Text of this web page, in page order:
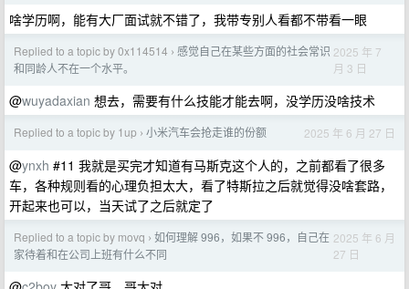
啥学历啊，能有大厂面试就不错了，我带专别人看都不带看一眼
Replied to a topic by 0x114514 › 感觉自己在某些方面的社会常识
和同龄人不在一个水平。
2025 年 7
月 3 日
@wuyadaxian 想去，需要有什么技能才能去啊，没学历没啥技术
Replied to a topic by 1up › 小米汽车会抢走谁的份额 2025 年 6 月 27 日
@ynxh #11 我就是买完才知道有马斯克这个人的，之前都看了很多
车，各种规则看的心理负担太大，看了特斯拉之后就觉得没啥套路，
开起来也可以，当天试了之后就定了
Replied to a topic by movq › 如何理解 996，如果不 996，自己在
家待着和在公司上班有什么不同
2025 年 6 月
27 日